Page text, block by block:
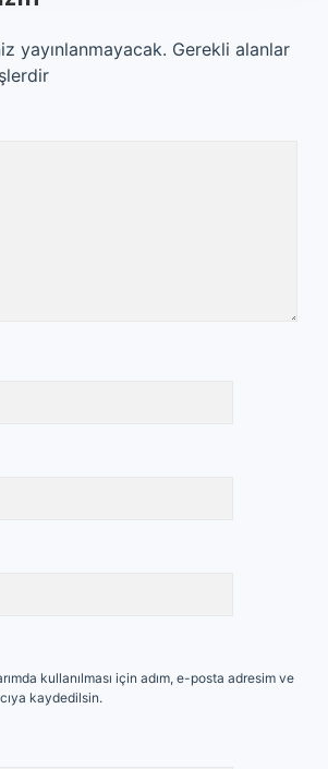
yayınlanmayacak. Gerekli alanlar
kullanılması için adım, e-posta adresim ve
kaydedilsin.